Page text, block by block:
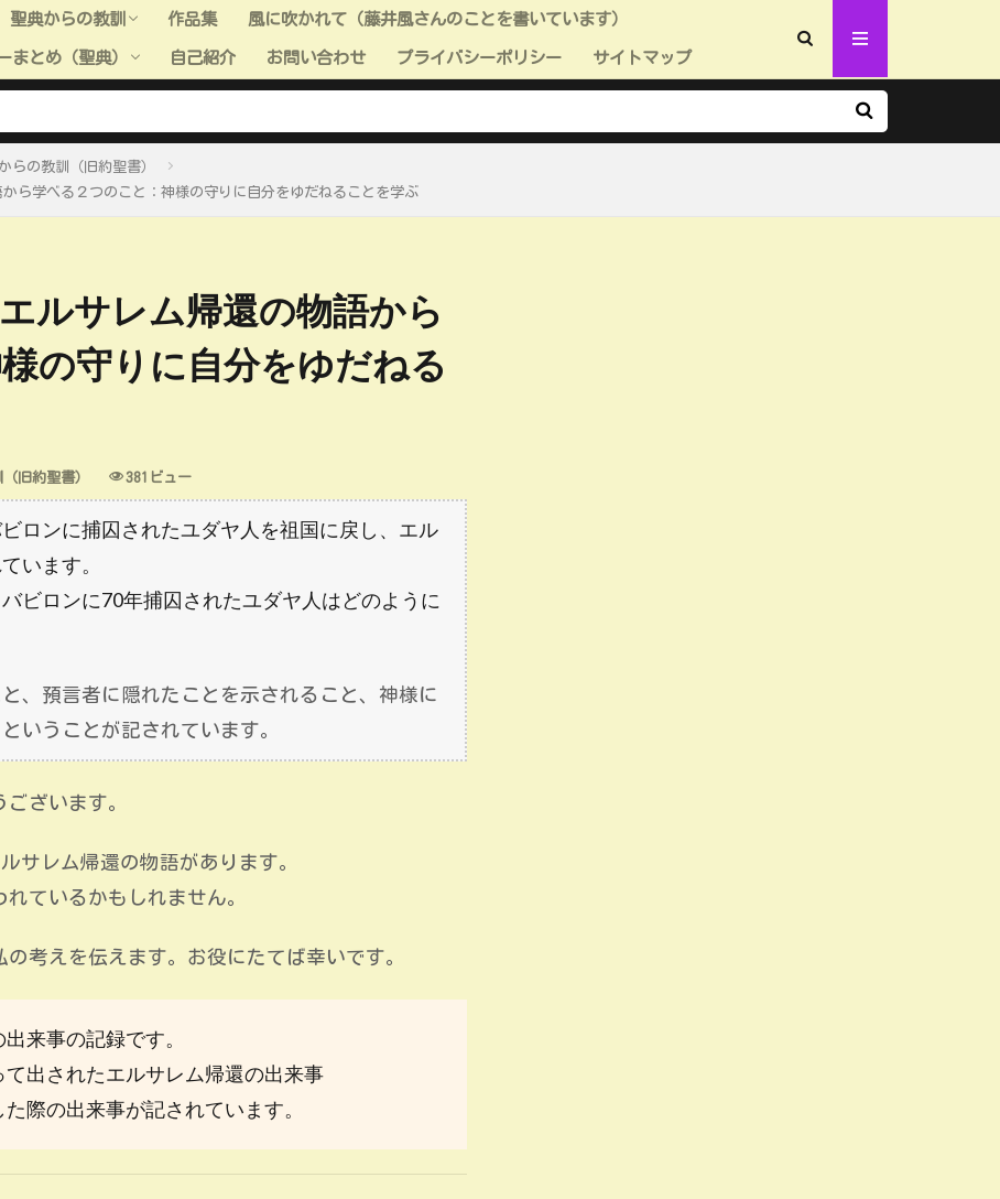
聖典からの教訓
聖典からの教訓（旧約聖書）
聖典からの教訓（新約聖書）
聖典からの教訓（モルモン書）
聖典からの教訓（教義と聖約）
聖典からの教訓（高価な真珠）
聖典からの教訓（全般）
聖典＿小ネタ
作品集 風に吹かれて（藤井風さんのことを書いています）
まとめ（聖典） 自己紹介 お問い合わせ プライバシーポリシー サイトマップ
らの教訓（旧約聖書）
ら学べる２つのこと：神様の守りに自分をゆだねることを学ぶ
ルサレム帰還の物語から
の守りに自分をゆだねる
旧約聖書） 381ビュー
ロンに捕囚されたユダヤ人を祖国に戻し、エル
います。
ビロンに70年捕囚されたユダヤ人はどのように
、預言者に隠れたことを示されること、神様に
いうことが記されています。
ざいます。
サレム帰還の物語があります。
ているかもしれません。
考えを伝えます。お役にたてば幸いです。
来事の記録です。
出されたエルサレム帰還の出来事
際の出来事が記されています。